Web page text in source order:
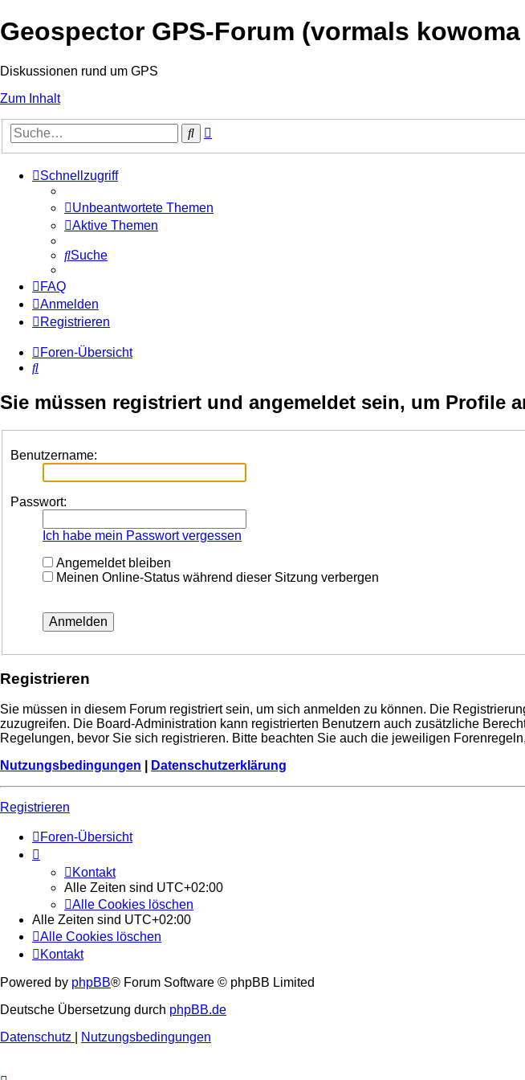
Geospector GPS-Forum (vormals kowoma
Diskussionen rund um GPS
Zum Inhalt
Suche
Schnellzugriff
Unbeantwortete Themen
Aktive Themen
Suche
FAQ
Anmelden
Registrieren
Foren-Übersicht
Suche
Sie müssen registriert und angemeldet sein, um Profile
Benutzername:
Passwort:
Ich habe mein Passwort vergessen
Angemeldet bleiben
Meinen Online-Status während dieser Sitzung verbergen
Registrieren
Sie müssen in diesem Forum registriert sein, um sich anmelden zu können. Die
zuzugreifen. Die Board-Administration kann registrierten Benutzern auch zusätzliche
Regelungen, bevor Sie sich registrieren. Bitte beachten Sie auch die jeweiligen
Nutzungsbedingungen
Datenschutzerklärung
Registrieren
Foren-Übersicht
Kontakt
Alle Zeiten sind UTC+02:00
Alle Cookies löschen
Alle Zeiten sind UTC+02:00
Alle Cookies löschen
Kontakt
Powered by phpBB® Forum Software © phpBB Limited
Deutsche Übersetzung durch phpBB.de
Datenschutz
Nutzungsbedingungen